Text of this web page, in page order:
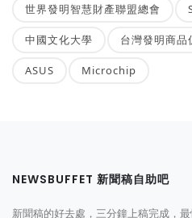
世界發明智慧財產聯盟總會
中國文化大學 台灣發明商品
ASUS Microchip
NEWSBUFFET 新聞稿自助吧
新聞稿的好去處，三分鐘上稿完成，